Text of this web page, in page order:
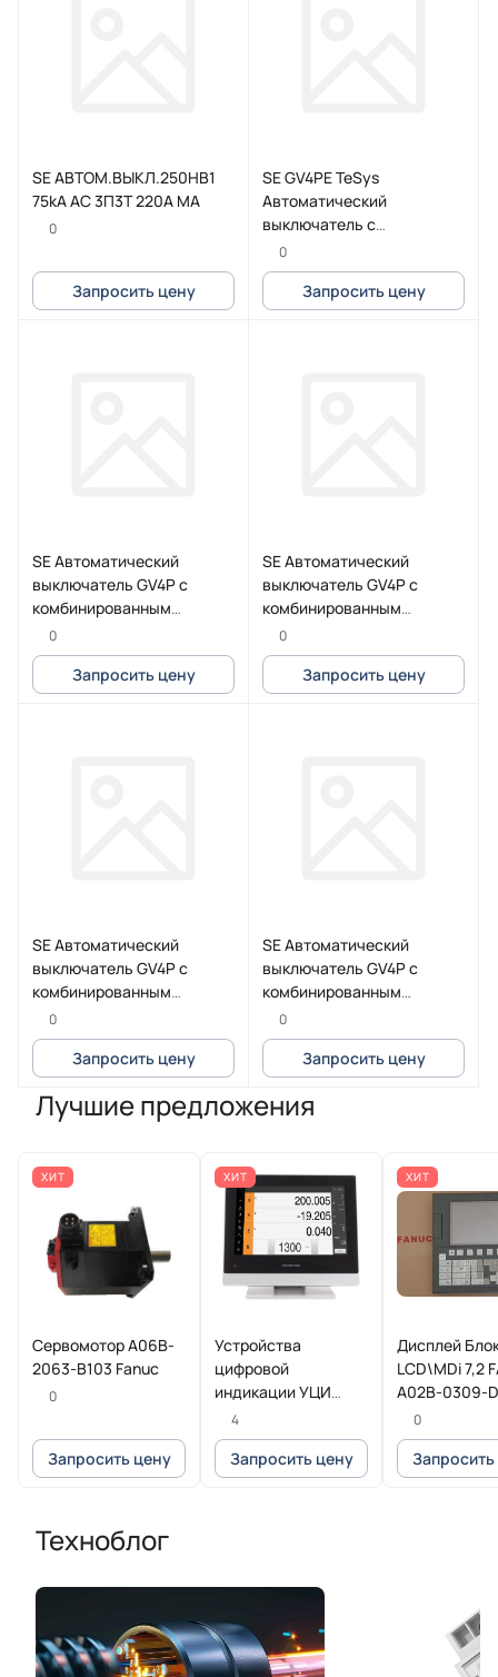
SE АВТОМ.ВЫКЛ.250HB1
75kA AC 3П3Т 220A MA
0
Запросить цену
SE GV4PE TeSys
Автоматический
выключатель с
комбинированным
расцепителем 50A 100kA
зажим Everlink
0
Запросить цену
SE Автоматический
выключатель GV4P с
комбинированным
расцепителем 115A 25kA
зажим под кольцевой
наконечник
0
Запросить цену
SE Автоматический
выключатель GV4P с
комбинированным
расцепителем 25A 50kA
зажим Everlink
0
Запросить цену
SE Автоматический
выключатель GV4P с
комбинированным
расцепителем 7A 50kA
зажим Everlink
0
Запросить цену
SE Автоматический
выключатель GV4P с
комбинированным
расцепителем 80A 25kA
зажим под кольцевой
наконечник
0
Запросить цену
Лучшие предложения
ХИТ
Сервомотор A06B-
2063-B103 Fanuc
0
Запросить цену
ХИТ
Устройства
цифровой
индикации УЦИ
POSITIP 8016
Heidenhain
4
Запросить цену
ХИТ
Дисплей
LCD\MDi 7,2
A02B-0309-
0
Техноблог